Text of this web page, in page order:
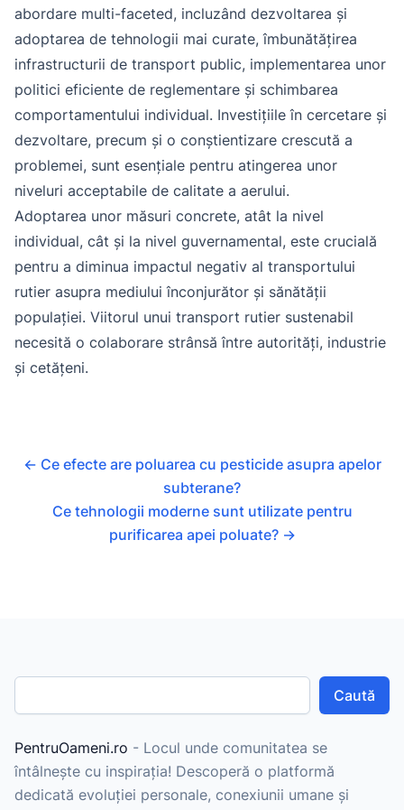
abordare multi-faceted, incluzând dezvoltarea și
adoptarea de tehnologii mai curate, îmbunătățirea
infrastructurii de transport public, implementarea unor
politici eficiente de reglementare și schimbarea
comportamentului individual. Investițiile în cercetare și
dezvoltare, precum și o conștientizare crescută a
problemei, sunt esențiale pentru atingerea unor
niveluri acceptabile de calitate a aerului.
Adoptarea unor măsuri concrete, atât la nivel
individual, cât și la nivel guvernamental, este crucială
pentru a diminua impactul negativ al transportului
rutier asupra mediului înconjurător și sănătății
populației. Viitorul unui transport rutier sustenabil
necesită o colaborare strânsă între autorități, industrie
și cetățeni.
← Ce efecte are poluarea cu pesticide asupra apelor
subterane?
Ce tehnologii moderne sunt utilizate pentru
purificarea apei poluate? →
Caută
PentruOameni.ro - Locul unde comunitatea se
întâlnește cu inspirația! Descoperă o platformă
dedicată evoluției personale, conexiunii umane și